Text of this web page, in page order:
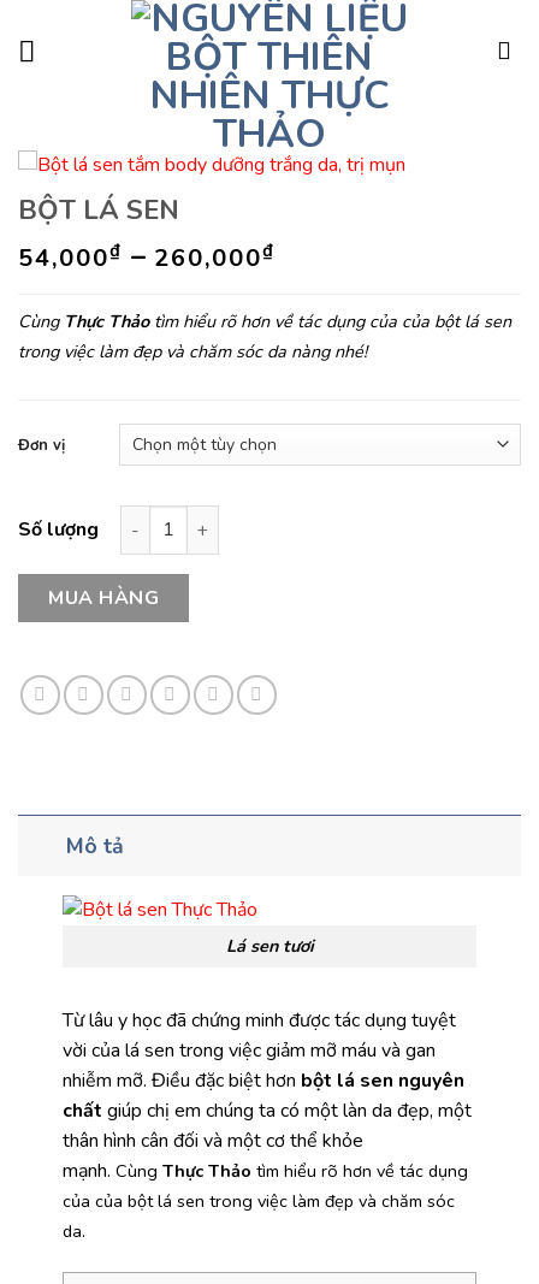
BỘT LÁ SEN
54,000₫ – 260,000₫
Cùng Thực Thảotìm hiểu rõ hơn về tác dụng của của bột lá sen
trong việc làm đẹp và chăm sóc da nàng nhé!
Đơn vị
BỘT LÁ SEN số lượng
MUA HÀNG
Mô tả
Lá sen tươi
Từ lâu y học đã chứng minh được tác dụng tuyệt
vời của lá sen trong việc giảm mỡ máu và gan
nhiễm mỡ. Điều đặc biệt hơn bột lá sen nguyên
chất giúp chị em chúng ta có một làn da đẹp, một
thân hình cân đối và một cơ thể khỏe
mạnh. Cùng Thực Thảo tìm hiểu rõ hơn về tác dụng
của của bột lá sen trong việc làm đẹp và chăm sóc
da.